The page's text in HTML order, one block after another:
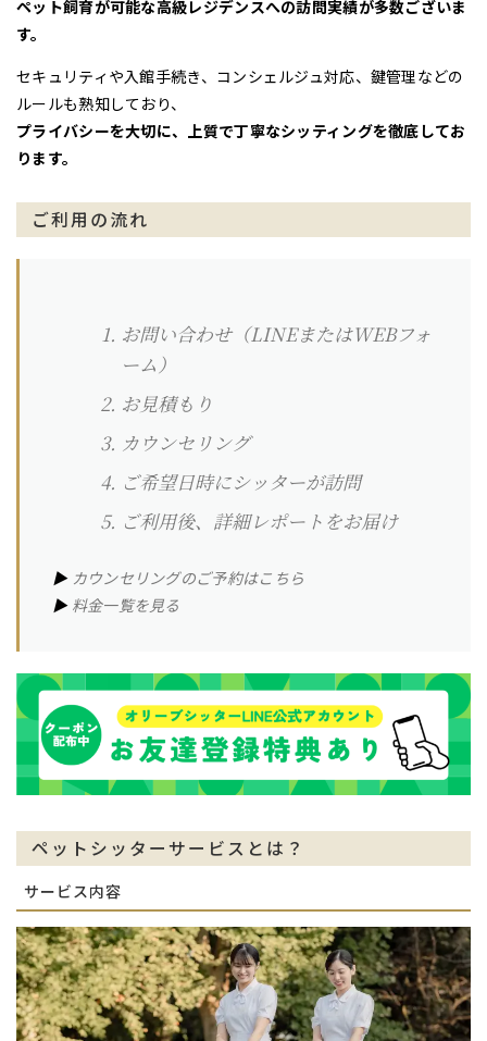
ペット飼育が可能な高級レジデンスへの訪問実績が多数ございま
す。
セキュリティや入館手続き、コンシェルジュ対応、鍵管理などの
ルールも熟知しており、
プライバシーを大切に、上質で丁寧なシッティングを徹底してお
ります。
ご利用の流れ
お問い合わせ（LINEまたはWEBフォ
ーム）
お見積もり
カウンセリング
ご希望日時にシッターが訪問
ご利用後、詳細レポートをお届け
▶︎ カウンセリングのご予約はこちら
▶︎料金一覧を見る
ペットシッターサービスとは？
サービス内容